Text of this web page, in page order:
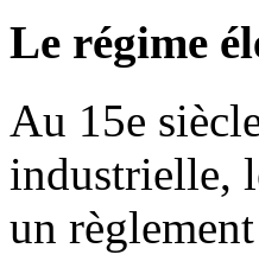
Le régime
Au 15e
industrielle,
un